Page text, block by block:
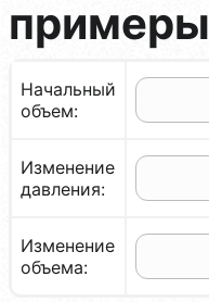
примеры
Начальный
объем:
Изменение
давления:
Изменение
объема: